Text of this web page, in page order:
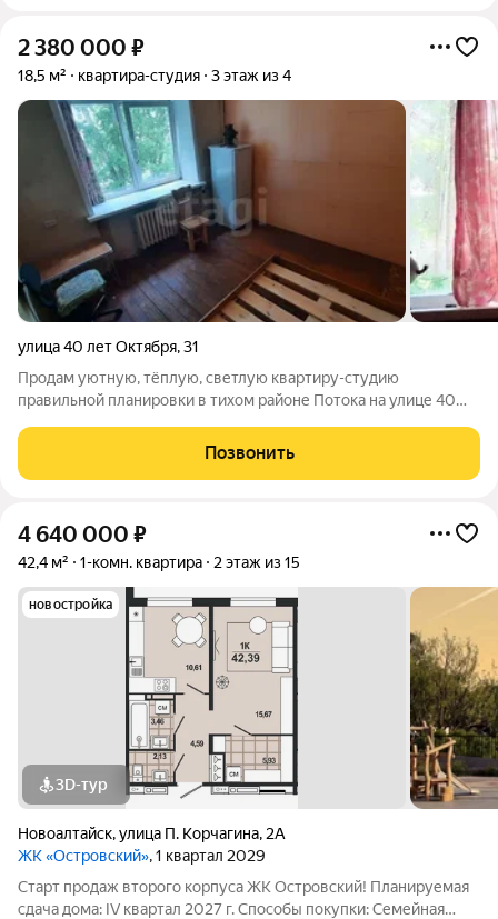
2 380 000 ₽
18,5 м² квартира-студия 3 этаж из 4
улица 40 лет Октября,31
Продам уютную, тёплую, светлую квартиру-студию
правильной планировки в тихом районе Потока на улице 40
суеты и без вечного шума пыльных улиц. Общая площадь 18,5
Позвонить
4 640 000 ₽
42,4 м² 1-комн. квартира 2 этаж из 15
новостройка
3D-тур
Новоалтайск,улица П. Корчагина, 2А
ЖК «Островский», 1 квартал 2029
Старт продаж второго корпуса ЖК Островский! Планируемая
сдача дома: IV квартал 2027 г. Способы покупки: Семейная